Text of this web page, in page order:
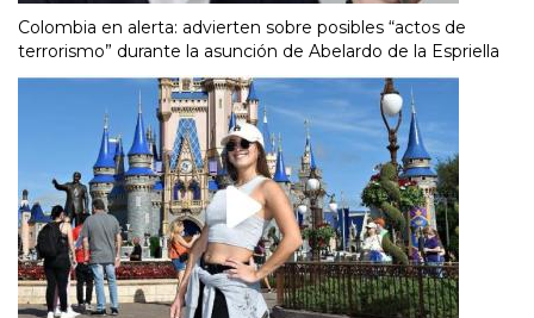
Colombia en alerta: advierten sobre posibles “actos de
terrorismo” durante la asunción de Abelardo de la Espriella